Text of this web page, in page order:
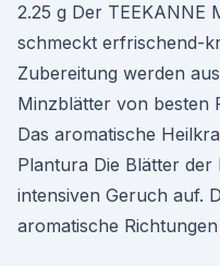
2.25 g Der TEEKANNE
schmeckt erfrischend-
Zubereitung werden
Minzblätter von besten
Das aromatische
Plantura Die Blätter
intensiven Geruch auf.
aromatische